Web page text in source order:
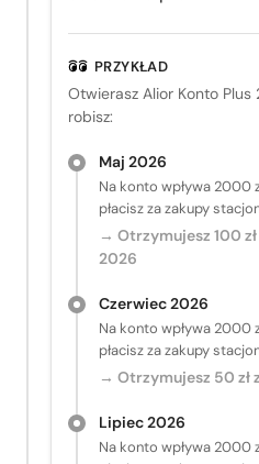
PRZYKŁAD
Otwierasz Alior Konto
robisz:
Maj 2026
Na konto wpływa 2000
płacisz za zakupy
→ Otrzymujesz 100
2026
Czerwiec 2026
Na konto wpływa 2000
płacisz za zakupy
→ Otrzymujesz 50 zł
Lipiec 2026
Na konto wpływa 2000